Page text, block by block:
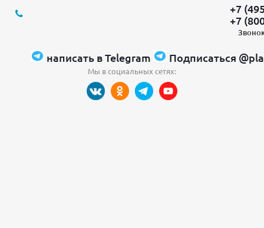
+7
+7
написать в Telegram Подписаться
Мы в социальных сетях: